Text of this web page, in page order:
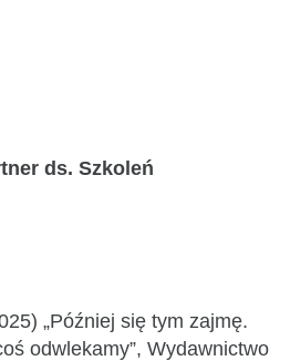
ds. Szkoleń
„Później się tym zajmę.
odwlekamy”, Wydawnictwo